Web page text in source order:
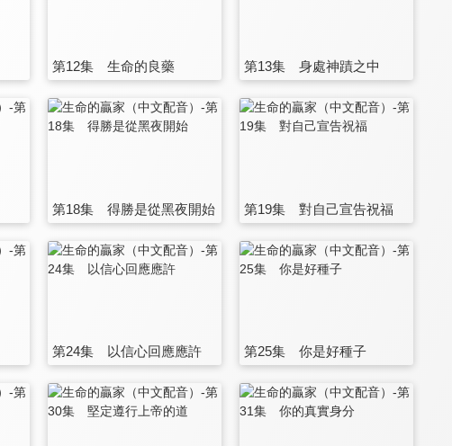
第12集 生命的良藥 第13集 身處神蹟之中
第18集 得勝是從黑夜開始 第19集 對自己宣告祝福
第24集 以信心回應應許 第25集 你是好種子